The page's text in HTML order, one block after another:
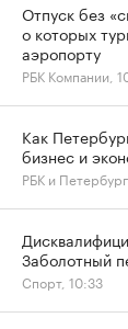
Отпуск без
о которых
аэропорту
РБК Компании,
Как
бизнес и
РБК и
Заболотный
Спорт, 10:33